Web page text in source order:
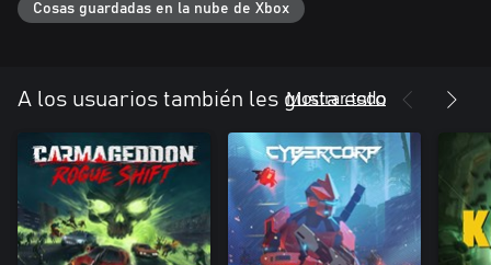
Cosas guardadas en la nube de Xbox
A los usuarios también les gusta esto
Mostrar todo